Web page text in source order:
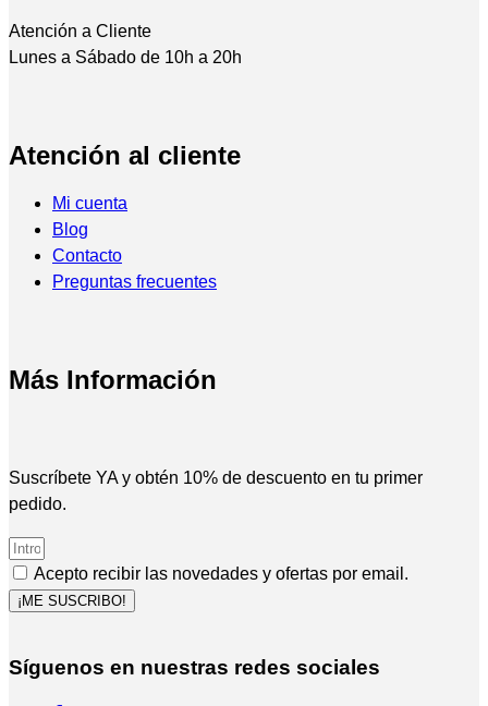
Atención a Cliente
Lunes a Sábado de 10h a 20h
Atención al cliente
Mi cuenta
Blog
Contacto
Preguntas frecuentes
Más Información
Suscríbete YA y obtén 10% de descuento en tu primer
pedido.
Acepto recibir las novedades y ofertas por email.
¡ME SUSCRIBO!
Síguenos en nuestras redes sociales